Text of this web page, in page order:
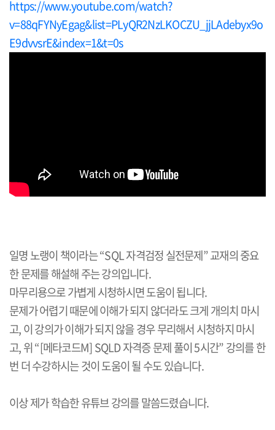
https://www.youtube.com/watch?
v=88qFYNyEgag&list=PLyQR2NzLKOCZU_jjLAdebyx9o
E9dvvsrE&index=1&t=0s
일명 노랭이 책이라는“SQL자격검정 실전문제”교재의 중요
한 문제를 해설해 주는 강의입니다.
마무리용으로 가볍게 시청하시면 도움이 됩니다.
문제가 어렵기 때문에 이해가 되지 않더라도 크게 개의치 마시
고,이 강의가 이해가 되지 않을 경우 무리해서 시청하지 마시
고,위“[메타코드M] SQLD자격증 문제 풀이5시간”강의를 한
번 더 수강하시는 것이 도움이 될 수도 있습니다.
이상 제가 학습한 유튜브 강의를 말씀드렸습니다.